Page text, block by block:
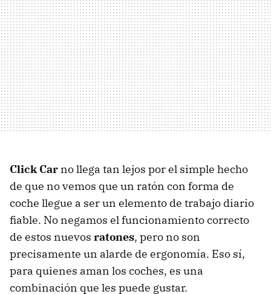
Click Car no llega tan lejos por el simple hecho
de que no vemos que un ratón con forma de
coche llegue a ser un elemento de trabajo diario
fiable. No negamos el funcionamiento correcto
de estos nuevos ratones, pero no son
precisamente un alarde de ergonomía. Eso sí,
para quienes aman los coches, es una
combinación que les puede gustar.